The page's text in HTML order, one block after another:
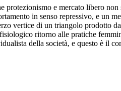
protezionismo e mercato libero non
in senso repressivo, e un
vertice di un triangolo prodotto
ritorno alle pratiche
della società, e questo è il